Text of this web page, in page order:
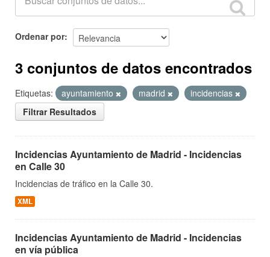
Ordenar por
3 conjuntos de datos encontrados
Etiquetas: ayuntamiento madrid
incidencias
Filtrar Resultados
Incidencias Ayuntamiento de Madrid - Incidencias
en Calle 30
Incidencias de tráfico en la Calle 30.
XML
Incidencias Ayuntamiento de Madrid - Incidencias
en vía pública